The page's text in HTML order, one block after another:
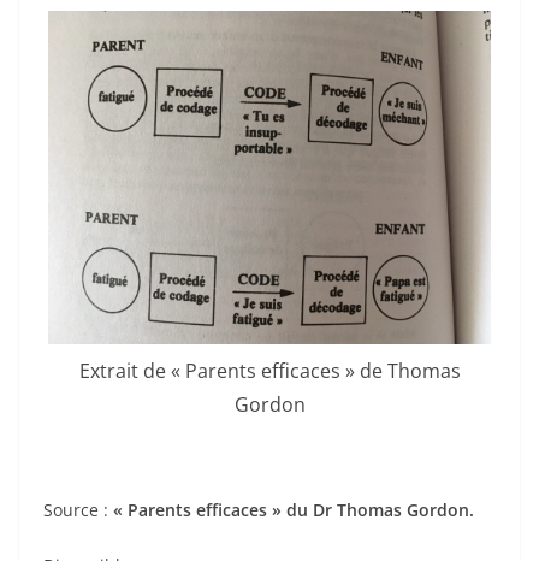
Extrait de « Parents efficaces » de Thomas
Gordon
Source : « Parents efficaces » du Dr Thomas Gordon.